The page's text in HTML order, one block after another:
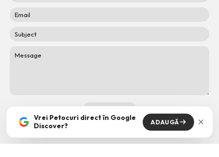
Vrei Petocuri direct în Google
Discover?
ADAUGĂ